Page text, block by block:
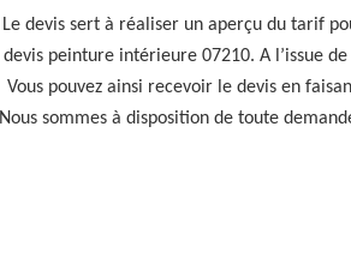
Le devis sert à réaliser un aperçu du tarif
devis peinture intérieure 07210. A l’issue
Vous pouvez ainsi recevoir le devis en
Nous sommes à disposition de toute